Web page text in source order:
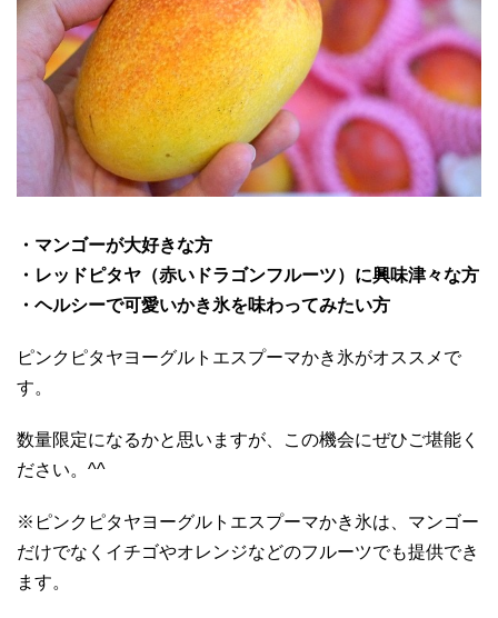
・マンゴーが大好きな方
・レッドピタヤ（赤いドラゴンフルーツ）に興味津々な方
・ヘルシーで可愛いかき氷を味わってみたい方
ピンクピタヤヨーグルトエスプーマかき氷がオススメで
す。
数量限定になるかと思いますが、この機会にぜひご堪能く
ださい。^^
※ピンクピタヤヨーグルトエスプーマかき氷は、マンゴー
だけでなくイチゴやオレンジなどのフルーツでも提供でき
ます。